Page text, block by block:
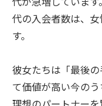
代の入会者数は、
す。
彼女たちは「最後
て価値が高い今の